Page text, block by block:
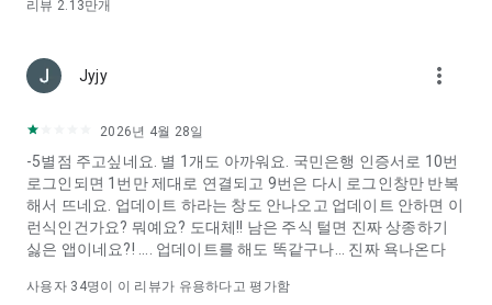
설정 가능
등록해서 사용 하실 것을 당부 드립니다
KB M-able앱> 고객서비스> 인증센터> 인증서/OTP 선택> KB국
[M-able 주요 서비스 안내]
KB증권의 종합금융 플랫폼 'M-able'을 통해 성공적인 투자를 경
험해보시기 바랍니다.
1. 국내/해외주식과 국내/해외선물옵션의 통합 트레이딩 환경 제
공
리 트렌드를 포함한 종합자산관리 서비스 제공
리뷰 2.13만개
Jyjy more_vert
2026년 4월 28일
-5별점 주고싶네요. 별 1개도 아까워요. 국민은행 인증서로 10번
로그인되면 1번만 제대로 연결되고 9번은 다시 로그인창만 반복
해서 뜨네요. 업데이트 하라는 창도 안나오고 업데이트 안하면 이
런식인건가요? 뭐예요? 도대체!! 남은 주식 털면 진짜 상종하기
싫은 앱이네요?! .... 업데이트를 해도 똑같구나... 진짜 욕나온다
사용자 34명이 이 리뷰가 유용하다고 평가함